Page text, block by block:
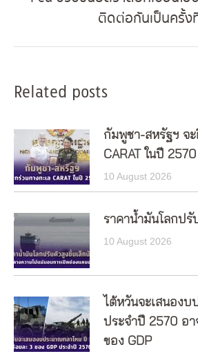
Next
post:
ติดต่อกันเป็นครั้ง
Related posts
กัมพูชา-สหรัฐฯ จ
CARAT ในปี 2570
10 August 2026
ราคาน้ำมันโลกปรั
10 August 2026
ไต้หวันจะเสนอง
ประจำปี 2570 อา
ของ GDP